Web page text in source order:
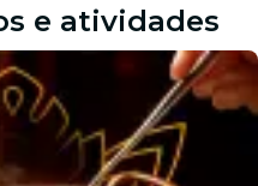
e atividades